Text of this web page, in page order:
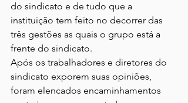
do sindicato e de tudo que a
instituição tem feito no decorrer das
três gestões as quais o grupo está a
frente do sindicato.
Após os trabalhadores e diretores do
sindicato exporem suas opiniões,
foram elencados encaminhamentos